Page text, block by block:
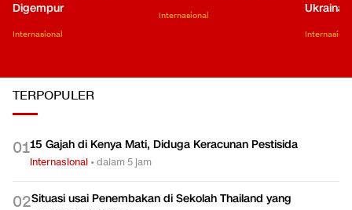
Digempur
Internasional
Internasional
Ukraina
TERPOPULER
0115 Gajah di Kenya Mati, Diduga Keracunan Pestisida
Internasional •dalam 5 jam
02Situasi usai Penembakan di Sekolah Thailand yang